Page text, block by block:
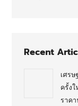
Recent
เศร
ครั้ง
ราค